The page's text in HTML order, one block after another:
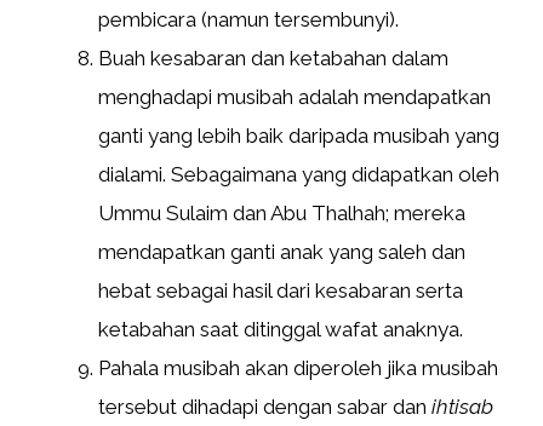
pembicara (namun tersembunyi).
Buah kesabaran dan ketabahan dalam
menghadapi musibah adalah mendapatkan
ganti yang lebih baik daripada musibah yang
dialami. Sebagaimana yang didapatkan oleh
Ummu Sulaim dan Abu Thalhah; mereka
mendapatkan ganti anak yang saleh dan
hebat sebagai hasil dari kesabaran serta
ketabahan saat ditinggal wafat anaknya.
Pahala musibah akan diperoleh jika musibah
tersebut dihadapi dengan sabar dan ihtisab